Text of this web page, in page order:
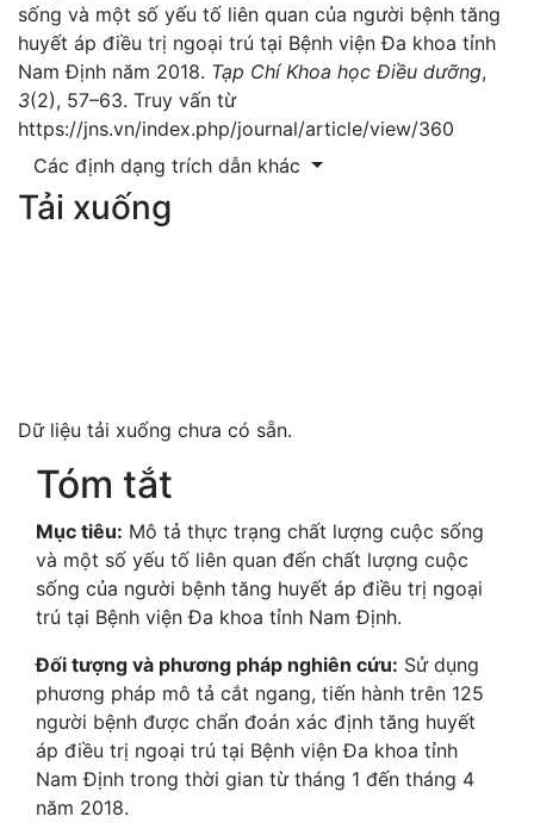
sống và một số yếu tố liên quan của người bệnh tăng
huyết áp điều trị ngoại trú tại Bệnh viện Đa khoa tỉnh
Nam Định năm 2018. Tạp Chí Khoa học Điều dưỡng,
3(2), 57–63. Truy vấn từ
https://jns.vn/index.php/journal/article/view/360
Các định dạng trích dẫn khác
Tải xuống
Dữ liệu tải xuống chưa có sẵn.
Tóm tắt
Mục tiêu: Mô tả thực trạng chất lượng cuộc sống
và một số yếu tố liên quan đến chất lượng cuộc
sống của người bệnh tăng huyết áp điều trị ngoại
trú tại Bệnh viện Đa khoa tỉnh Nam Định.
Đối tượng và phương pháp nghiên cứu: Sử dụng
phương pháp mô tả cắt ngang, tiến hành trên 125
người bệnh được chẩn đoán xác định tăng huyết
áp điều trị ngoại trú tại Bệnh viện Đa khoa tỉnh
Nam Định trong thời gian từ tháng 1 đến tháng 4
năm 2018.